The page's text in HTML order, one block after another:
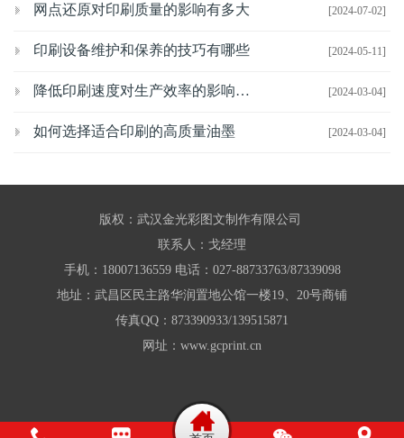
[2024-07-02]
网点还原对印刷质量的影响有多大
[2024-05-11]
印刷设备维护和保养的技巧有哪些
[2024-03-04]
降低印刷速度对生产效率的影响有哪些
[2024-03-04]
如何选择适合印刷的高质量油墨
版权：武汉金光彩图文制作有限公司
联系人：戈经理
手机：18007136559 电话：027-88733763/87339098
地址：武昌区民主路华润置地公馆一楼19、20号商铺
传真QQ：873390933/139515871
网址：www.gcprint.cn